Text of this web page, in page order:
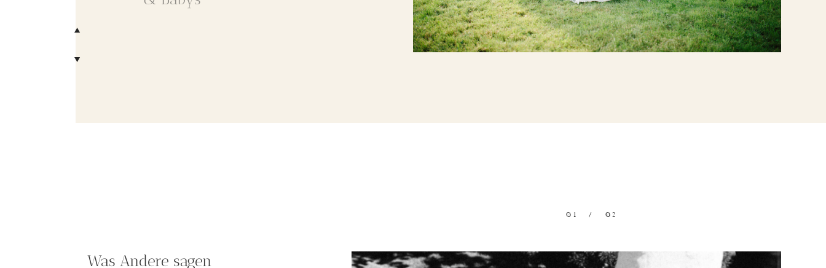
Was Andere sagen
Was Andere sagen
Ø1 / Ø2